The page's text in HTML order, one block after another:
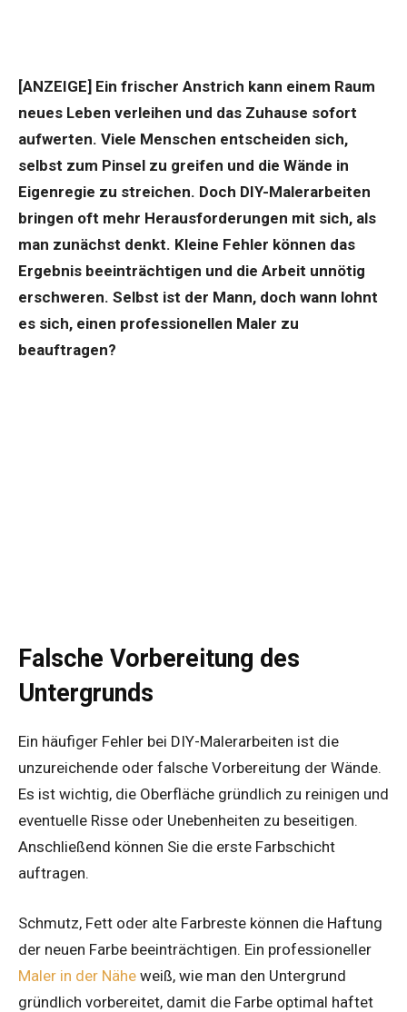
[ANZEIGE] Ein frischer Anstrich kann einem Raum
neues Leben verleihen und das Zuhause sofort
aufwerten. Viele Menschen entscheiden sich,
selbst zum Pinsel zu greifen und die Wände in
Eigenregie zu streichen. Doch DIY-Malerarbeiten
bringen oft mehr Herausforderungen mit sich, als
man zunächst denkt. Kleine Fehler können das
Ergebnis beeinträchtigen und die Arbeit unnötig
erschweren. Selbst ist der Mann, doch wann lohnt
es sich, einen professionellen Maler zu
beauftragen?
Falsche Vorbereitung des
Untergrunds
Ein häufiger Fehler bei DIY-Malerarbeiten ist die
unzureichende oder falsche Vorbereitung der Wände.
Es ist wichtig, die Oberfläche gründlich zu reinigen und
eventuelle Risse oder Unebenheiten zu beseitigen.
Anschließend können Sie die erste Farbschicht
auftragen.
Schmutz, Fett oder alte Farbreste können die Haftung
der neuen Farbe beeinträchtigen. Ein professioneller
Maler in der Nähe weiß, wie man den Untergrund
gründlich vorbereitet, damit die Farbe optimal haftet